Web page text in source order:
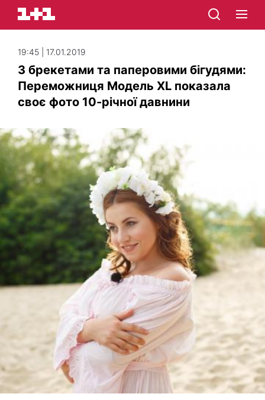
19:45 | 17.01.2019
З брекетами та паперовими бігудями:
Переможниця Модель XL показала
своє фото 10-річної давнини